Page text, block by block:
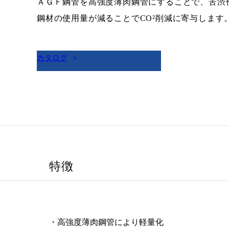
ＡＧＦ鋼管を高強度薄肉鋼管にすることで、苦渋
鋼材の使用量が減ることでCO²削減に寄与します。
カタログ
特徴
・高強度薄肉鋼管により軽量化